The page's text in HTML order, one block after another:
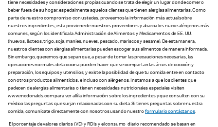
tiene necesidades y consideraciones propias cuando se trata de elegir un lugar donde comer o
beber fuera de su hogar, especialmente aquellos clientes que tienen alergias alimentarias. Como
parte de nuestro compromiso con ustedes, proveemos la información más actual sobre
nuestros ingredientes; esta proviene de nuestros proveedores y abarca los nueve alérgenos más
comunes, según los identifica la Administración de Alimentos y Medicamentos de EE. UU.
(huevos, lácteos, trigo, soja, maníes, nueves, pescado, mariscos y sesame). De esta manera,
nuestros clientes con alergias alimentarias pueden escoger sus alimentos de manera informada.
Sin embargo, queremos que sepan que, a pesar de tomar las precauciones necesarias, las
operaciones normales de la cocina pueden hacer que se compartan las áreas de cocción y
preparación, los equipos y utensilios, y existe la posibilidad de que tu comida entre en contacto
con otros productos alimenticios, e incluso con alérgenos. Instamos a que los clientes que
padecen de alergias alimentarias o tienen necesidades nutricionales especiales visiten
www.mcdonalds.com para ver allí la información sobre los ingredientes y que consulten con su
médico las preguntas que surjan relacionadas con su dieta. Si tienes preguntas sobre nuestra
comida, comunícate directamente con nosotros usando nuestroformulario contáctanos.
El porcentaje de valores diarios (VD) y RDIs y el consumo diario recomendado se basan en